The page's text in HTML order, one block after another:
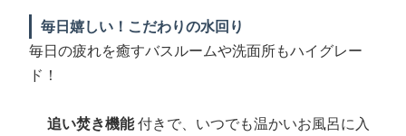
毎日嬉しい！こだわりの水回り
毎日の疲れを癒すバスルームや洗面所もハイグレー
ド！
追い焚き機能付きで、いつでも温かいお風呂に入